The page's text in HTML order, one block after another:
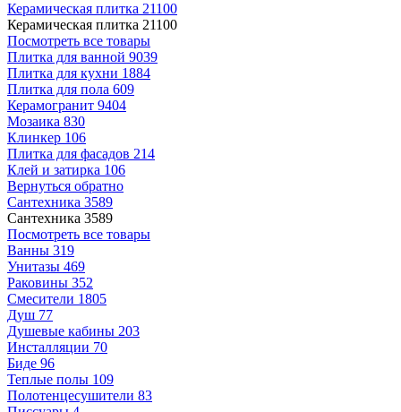
Керамическая плитка 21100
Керамическая плитка 21100
Посмотреть все товары
Плитка для ванной 9039
Плитка для кухни 1884
Плитка для пола 609
Керамогранит 9404
Мозаика 830
Клинкер 106
Плитка для фасадов 214
Клей и затирка 106
Вернуться обратно
Сантехника 3589
Сантехника 3589
Посмотреть все товары
Ванны 319
Унитазы 469
Раковины 352
Смесители 1805
Душ 77
Душевые кабины 203
Инсталляции 70
Биде 96
Теплые полы 109
Полотенцесушители 83